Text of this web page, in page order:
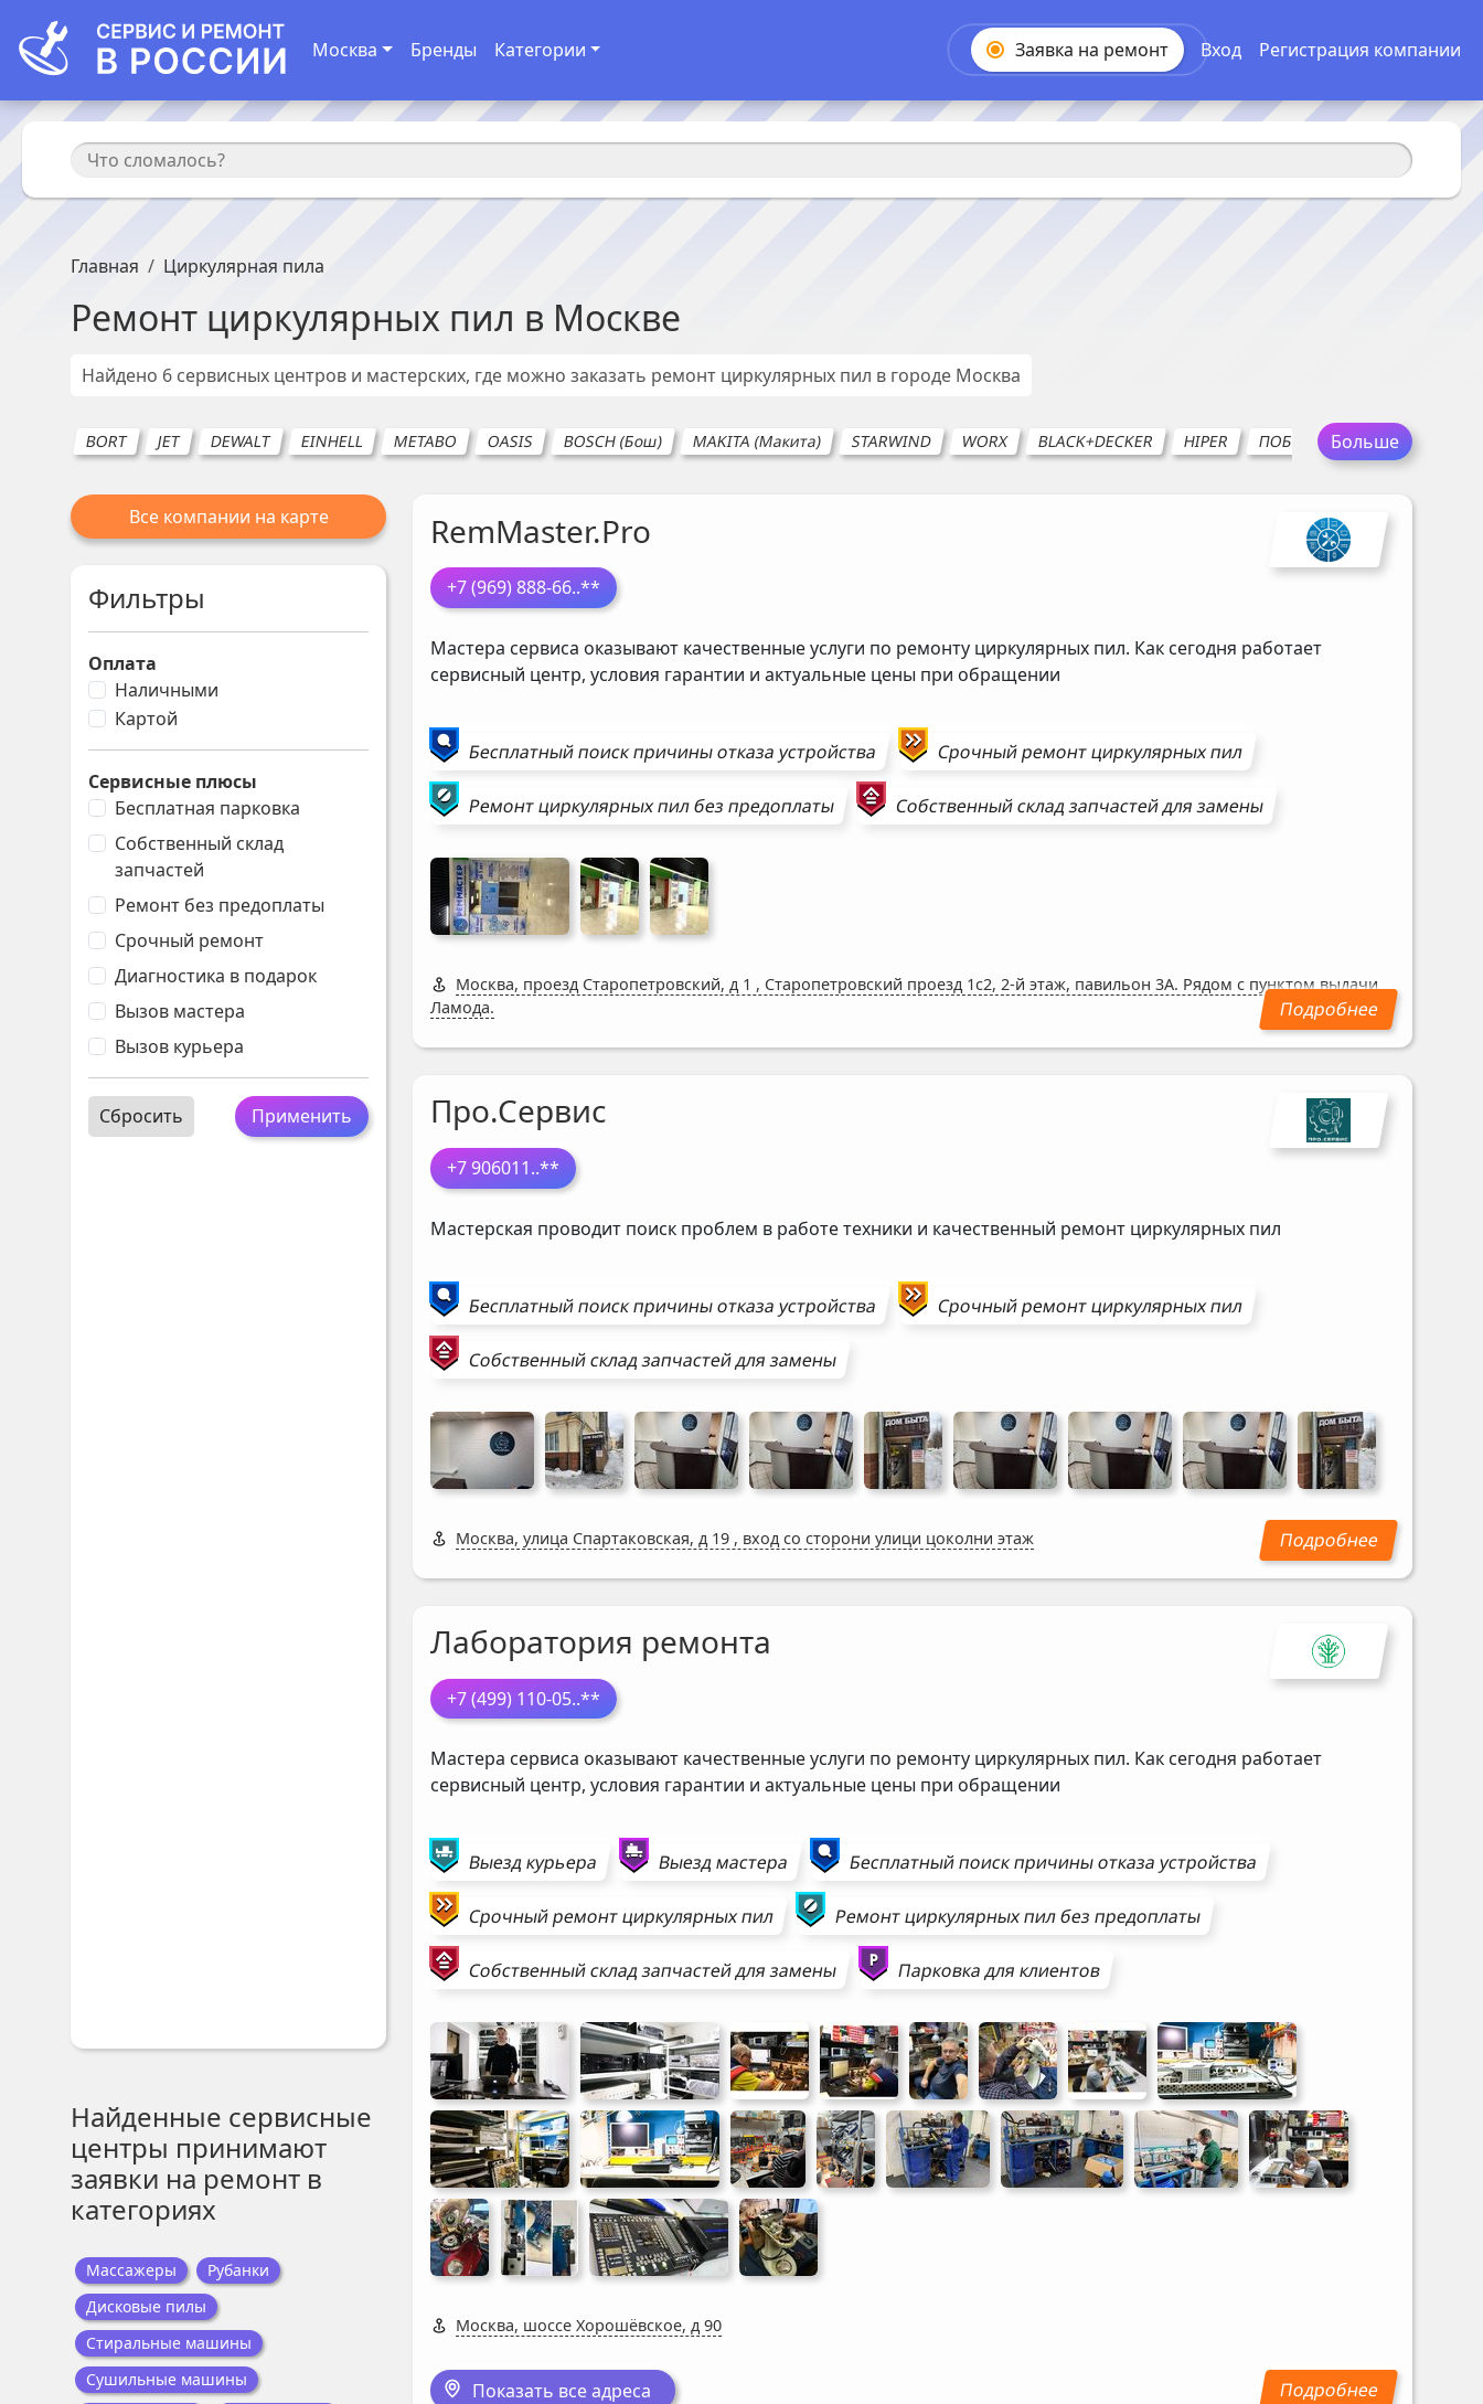
Москва Бренды Категории Заявка на ремонт Вход Регистрация компании
Главная Циркулярная пила
Ремонт циркулярных пил в Москве
Найдено 6 сервисных центров и мастерских, где можно заказать ремонт циркулярных пил в городе Москва
BORT JET DEWALT EINHELL METABO OASIS BOSCH (Бош) MAKITA (Макита) STARWIND WORX BLACK+DECKER HIPER ПОБЕДА ВИХРЬ
Больше
Все компании на карте
Фильтры
Оплата
Наличными
Картой
Сервисные плюсы
Бесплатная парковка
Собственный склад
запчастей
Ремонт без предоплаты
Срочный ремонт
Диагностика в подарок
Вызов мастера
Вызов курьера
Применить
Сбросить
Найденные сервисные
центры принимают
заявки на ремонт в
категориях
Массажеры
Рубанки
Дисковые пилы
Стиральные машины
Сушильные машины
RemMaster.Pro
+7 (969) 888-66..**
Мастера сервиса оказывают качественные услуги по ремонту циркулярных пил. Как сегодня работает
сервисный центр, условия гарантии и актуальные цены при обращении
Бесплатный поиск причины отказа устройства Срочный ремонтциркулярных пил
Ремонтциркулярных пилбез предоплаты Собственный склад запчастей для замены
Москва, проезд Старопетровский, д 1 , Старопетровский проезд 1с2, 2-й этаж, павильон 3А. Рядом с пунктом выдачи
Ламода.
Про.Сервис
+7 906011..**
Мастерская проводит поиск проблем в работе техники и качественный ремонт циркулярных пил
Бесплатный поиск причины отказа устройства Срочный ремонтциркулярных пил
Собственный склад запчастей для замены
Москва, улица Спартаковская, д 19 , вход со сторони улици цоколни этаж
Лаборатория ремонта
+7 (499) 110-05..**
Мастера сервиса оказывают качественные услуги по ремонту циркулярных пил. Как сегодня работает
сервисный центр, условия гарантии и актуальные цены при обращении
Выезд курьера Выезд мастера Бесплатный поиск причины отказа устройства
Срочный ремонтциркулярных пил Ремонтциркулярных пилбез предоплаты
Собственный склад запчастей для замены Парковка для клиентов
Москва, шоссе Хорошёвское, д 90
Показать все адреса